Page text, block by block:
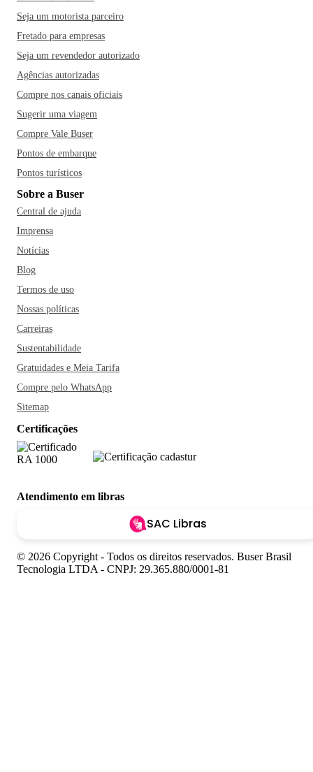
Seja um motorista parceiro
Fretado para empresas
Seja um revendedor autorizado
Agências autorizadas
Compre nos canais oficiais
Sugerir uma viagem
Compre Vale Buser
Pontos de embarque
Pontos turísticos
Sobre a Buser
Central de ajuda
Imprensa
Notícias
Blog
Termos de uso
Nossas políticas
Carreiras
Sustentabilidade
Gratuidades e Meia Tarifa
Compre pelo WhatsApp
Sitemap
Certificações
Atendimento em libras
SAC Libras
© 2026 Copyright - Todos os direitos reservados. Buser Brasil
Tecnologia LTDA - CNPJ: 29.365.880/0001-81